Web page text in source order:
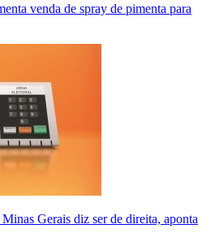
venda de spray de pimenta para
Gerais diz ser de direita, aponta